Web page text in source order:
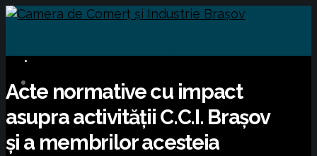
Acte normative cu impact
asupra activității C.C.I. Brașov
și a membrilor acesteia